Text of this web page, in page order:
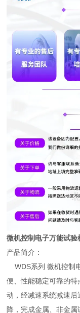
微机控制电子万能试验
产品简介：
WDS系列 微机控制
便、性能稳定可靠的
动，经减速系统减速
降，完成金属、非金